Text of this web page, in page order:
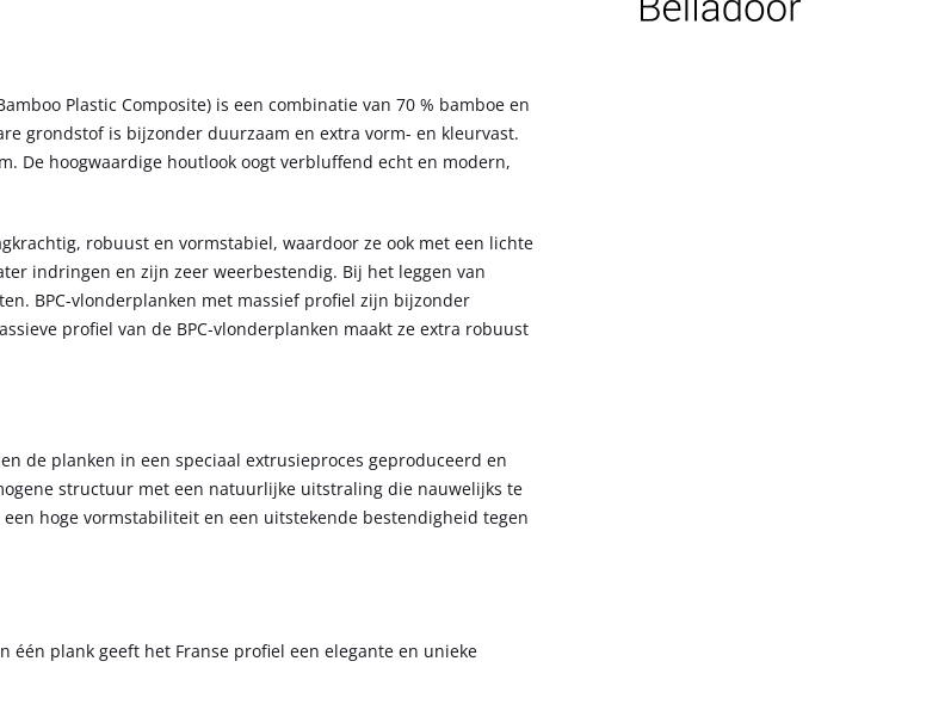
Plastic Composite) is een combinatie van 70 % bamboe en
grondstof is bijzonder duurzaam en extra vorm- en kleurvast.
De hoogwaardige houtlook oogt verbluffend echt en modern,
robuust en vormstabiel, waardoor ze ook met een lichte
indringen en zijn zeer weerbestendig. Bij het leggen van
BPC-vlonderplanken met massief profiel zijn bijzonder
profiel van de BPC-vlonderplanken maakt ze extra robuust
de planken in een speciaal extrusieproces geproduceerd en
structuur met een natuurlijke uitstraling die nauwelijks te
hoge vormstabiliteit en een uitstekende bestendigheid tegen
plank geeft het Franse profiel een elegante en unieke